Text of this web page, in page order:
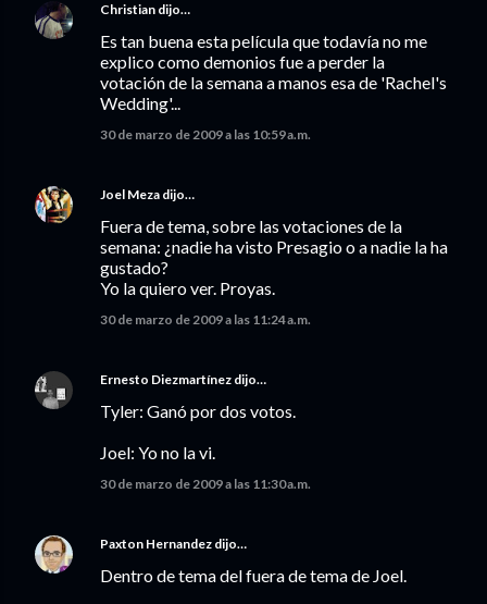
Christian dijo…
Es tan buena esta película que todavía no me
explico como demonios fue a perder la
votación de la semana a manos esa de 'Rachel's
Wedding'...
30 de marzo de 2009 a las 10:59 a.m.
Joel Meza dijo…
Fuera de tema, sobre las votaciones de la
semana: ¿nadie ha visto Presagio o a nadie la ha
gustado?
Yo la quiero ver. Proyas.
30 de marzo de 2009 a las 11:24 a.m.
Ernesto Diezmartínez dijo…
Tyler: Ganó por dos votos.
Joel: Yo no la vi.
30 de marzo de 2009 a las 11:30 a.m.
Paxton Hernandez dijo…
Dentro de tema del fuera de tema de Joel.